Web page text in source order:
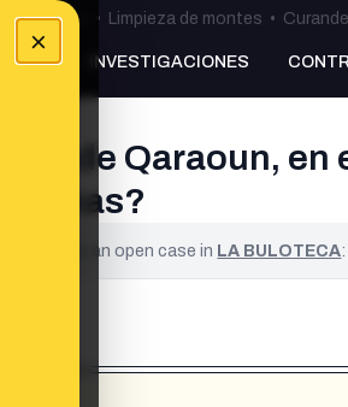
×
Ceuta • Limpieza de montes •
INVESTIGACIONES
de Qaraoun,
It is an open case in LA BULOTECA